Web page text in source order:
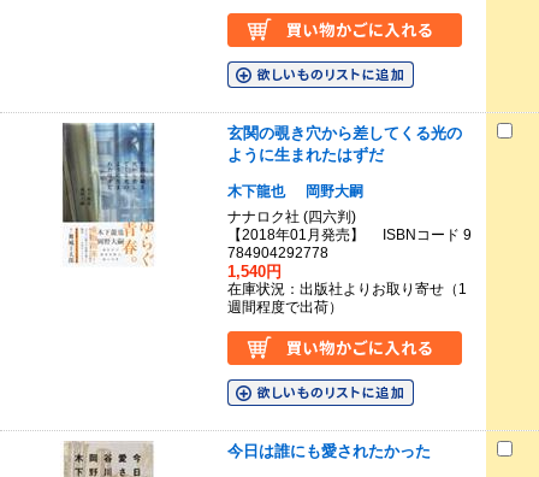
玄関の覗き穴から差してくる光の
ように生まれたはずだ
木下龍也
岡野大嗣
ナナロク社 (四六判)
【2018年01月発売】 ISBNコード 9
784904292778
1,540円
在庫状況：出版社よりお取り寄せ（1
週間程度で出荷）
今日は誰にも愛されたかった